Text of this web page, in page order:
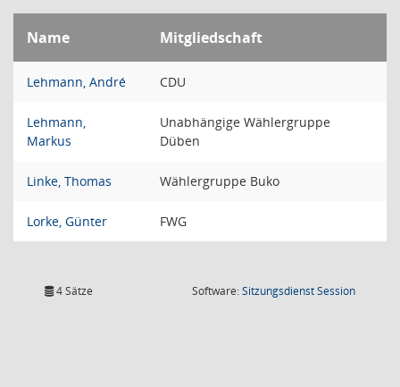
Name Mitgliedschaft
Lehmann, André CDU
Lehmann,
Markus
Unabhängige Wählergruppe
Düben
Linke, Thomas Wählergruppe Buko
Lorke, Günter FWG
4 Sätze Software:SitzungsdienstSession(Wird in